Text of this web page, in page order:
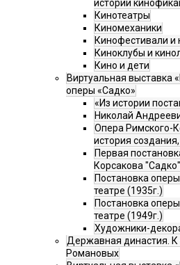
истории
Кинотеатры
Киномеханики
Кинофестивали и
Киноклубы и
Кино и дети
Виртуальная выставка
оперы «Садко»
«Из истории
Николай
Опера Римского-
история
Первая
Корсакова "Садко"
Постановка
театре (1935г.)
Постановка
театре (1949г.)
Художники-
Державная династия.
Романовых